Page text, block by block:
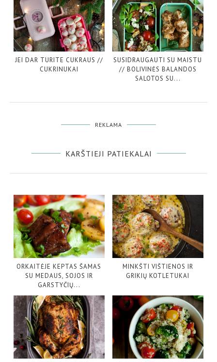
JEI DAR TURITE CUKRAUS //
CUKRINUKAI
SUSIDRAUGAUTI SU MAISTU
// BOLIVINĖS BALANDOS
SALOTOS SU...
REKLAMA
KARŠTIEJI PATIEKALAI
ORKAITĖJE KEPTAS ŠAMAS
SU MEDAUS, SOJOS IR
GARSTYČIŲ...
MINKŠTI VIŠTIENOS IR
GRIKIŲ KOTLETUKAI